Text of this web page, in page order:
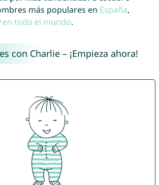
más populares en España,
en todo el mundo.
con Charlie – ¡Empieza ahora!